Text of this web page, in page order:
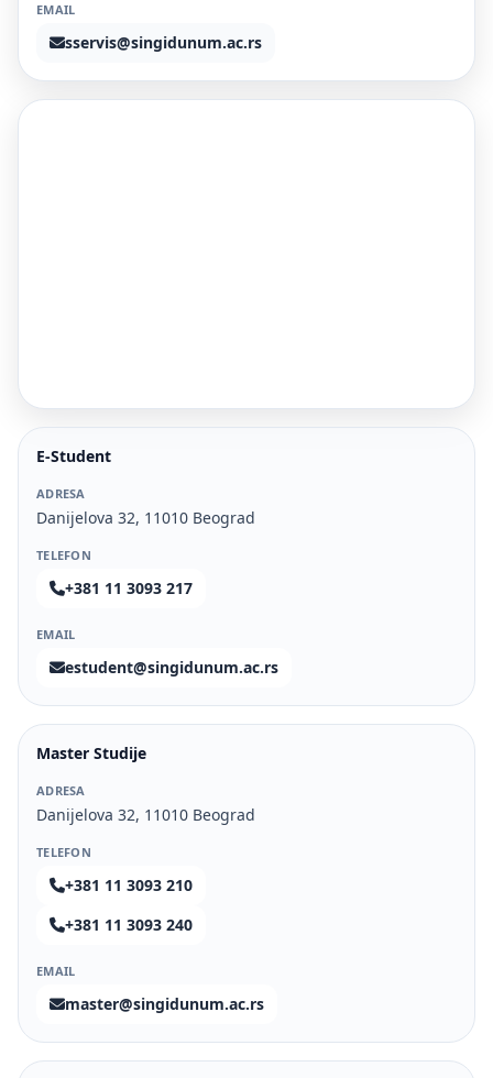
EMAIL
sservis@singidunum.ac.rs
E-Student
ADRESA
Danijelova 32, 11010 Beograd
TELEFON
+381 11 3093 217
EMAIL
estudent@singidunum.ac.rs
Master Studije
ADRESA
Danijelova 32, 11010 Beograd
TELEFON
+381 11 3093 210
+381 11 3093 240
EMAIL
master@singidunum.ac.rs